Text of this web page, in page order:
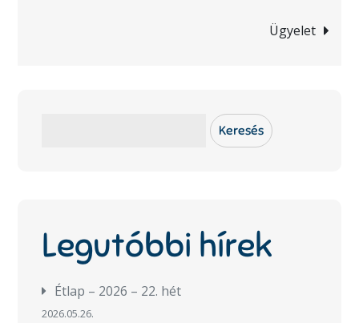
Ügyelet
Keresés
Legutóbbi hírek
Étlap – 2026 – 22. hét
2026.05.26.